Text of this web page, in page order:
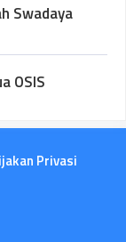
Swadaya
OSIS
Privasi